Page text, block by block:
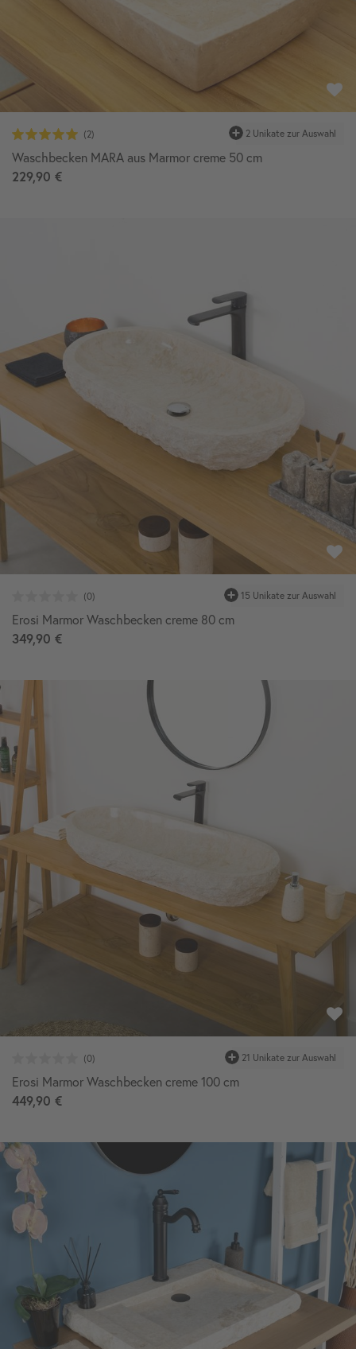
Waschbecken MARA aus Marmor creme 50 cm
229,90 €
Erosi Marmor Waschbecken creme 80 cm
349,90 €
Erosi Marmor Waschbecken creme 100 cm
449,90 €